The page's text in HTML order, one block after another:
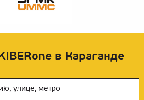
в Караганде